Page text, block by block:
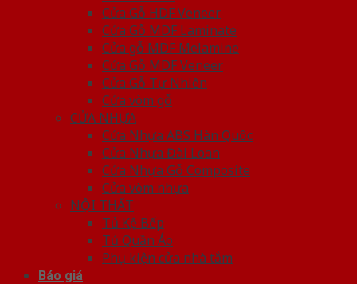
Cửa Gỗ HDF Veneer
Cửa Gỗ MDF Laminate
Cửa gỗ MDF Melamine
Cửa Gỗ MDF Veneer
Cửa Gỗ Tự Nhiên
Cửa vòm gỗ
CỬA NHỰA
Cửa Nhựa ABS Hàn Quốc
Cửa Nhựa Đài Loan
Cửa Nhựa Gỗ Composite
Cửa vòm nhựa
NỘI THẤT
Tủ Kệ Bếp
Tủ Quần Áo
Phụ kiện cửa nhà tắm
Báo giá